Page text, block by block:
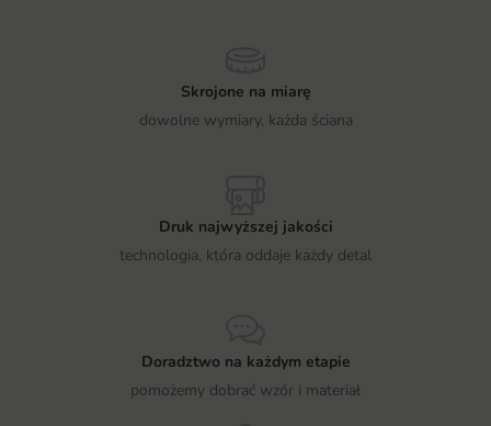
Skrojone na miarę
dowolne wymiary, każda ściana
Druk najwyższej jakości
technologia, która oddaje każdy detal
Doradztwo na każdym etapie
pomożemy dobrać wzór i materiał